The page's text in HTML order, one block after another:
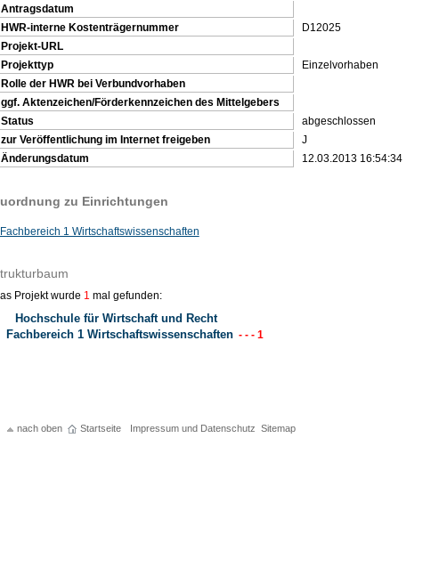
Antragsdatum
HWR-interne Kostenträgernummer
D12025
Projekt-URL
Projekttyp
Einzelvorhaben
Rolle der HWR bei Verbundvorhaben
ggf. Aktenzeichen/Förderkennzeichen des Mittelgebers
Status
abgeschlossen
zur Veröffentlichung im Internet freigeben
J
Änderungsdatum
12.03.2013 16:54:34
zu Einrichtungen
Fachbereich 1 Wirtschaftswissenschaften
Projekt wurde 1 mal gefunden:
Hochschule für Wirtschaft und Recht
Fachbereich 1 Wirtschaftswissenschaften - - - 1
nach oben Startseite Impressum und Datenschutz Sitemap